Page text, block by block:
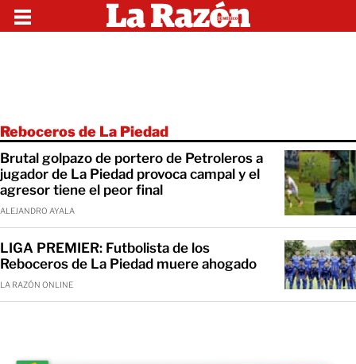
Reboceros de La Piedad
Brutal golpazo de portero de Petroleros a
jugador de La Piedad provoca campal y el
agresor tiene el peor final
ALEJANDRO AYALA
LIGA PREMIER: Futbolista de los
Reboceros de La Piedad muere ahogado
LA RAZÓN ONLINE